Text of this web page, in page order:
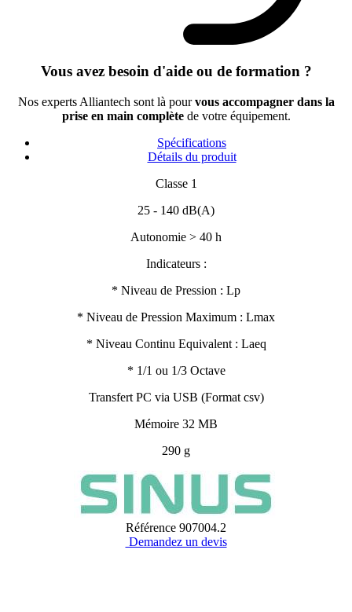
Vous avez besoin d'aide ou de formation ?
Nos experts Alliantech sont là pourvous accompagner dans la
prise en main complètede votre équipement.
Spécifications
Détails du produit
Classe 1
25 - 140 dB(A)
Autonomie > 40 h
Indicateurs :
* Niveau de Pression : Lp
* Niveau de Pression Maximum : Lmax
* Niveau Continu Equivalent : Laeq
* 1/1 ou 1/3 Octave
Transfert PC via USB (Format csv)
Mémoire 32 MB
290 g
Référence 907004.2
Demandez un devis